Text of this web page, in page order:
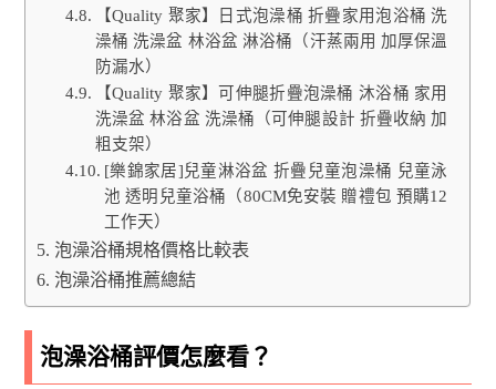
【Quality 聚家】日式泡澡桶 折疊家用泡浴桶 洗
澡桶 洗澡盆 林浴盆 淋浴桶（汗蒸兩用 加厚保溫
防漏水）
【Quality 聚家】可伸腿折疊泡澡桶 沐浴桶 家用
洗澡盆 林浴盆 洗澡桶（可伸腿設計 折疊收納 加
粗支架）
[樂錦家居]兒童淋浴盆 折疊兒童泡澡桶 兒童泳
池 透明兒童浴桶（80CM免安裝 贈禮包 預購12
工作天）
泡澡浴桶規格價格比較表
泡澡浴桶推薦總結
泡澡浴桶評價怎麼看？